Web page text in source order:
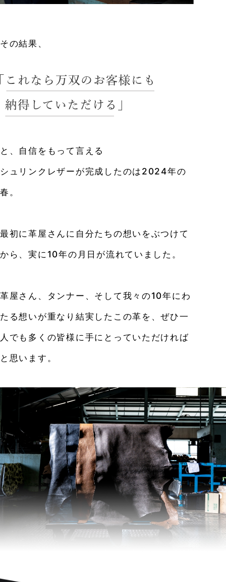
その結果、
と、自信をもって言える
シュリンクレザーが完成したのは2024年の
春。
最初に革屋さんに自分たちの想いをぶつけて
から、実に10年の月日が流れていました。
革屋さん、タンナー、そして我々の10年にわ
たる想いが重なり結実したこの革を、ぜひ一
人でも多くの皆様に手にとっていただければ
と思います。